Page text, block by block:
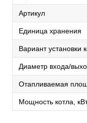
Артикул
Единица хранения
Вариант установки
Диаметр входа/
Отапливаемая
Мощность котла,